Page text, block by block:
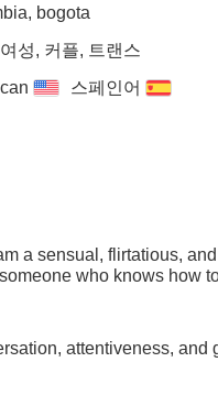
bogota
성, 커플, 트랜스
스페인어
a sensual, flirtatious,
who knows how
attentiveness,